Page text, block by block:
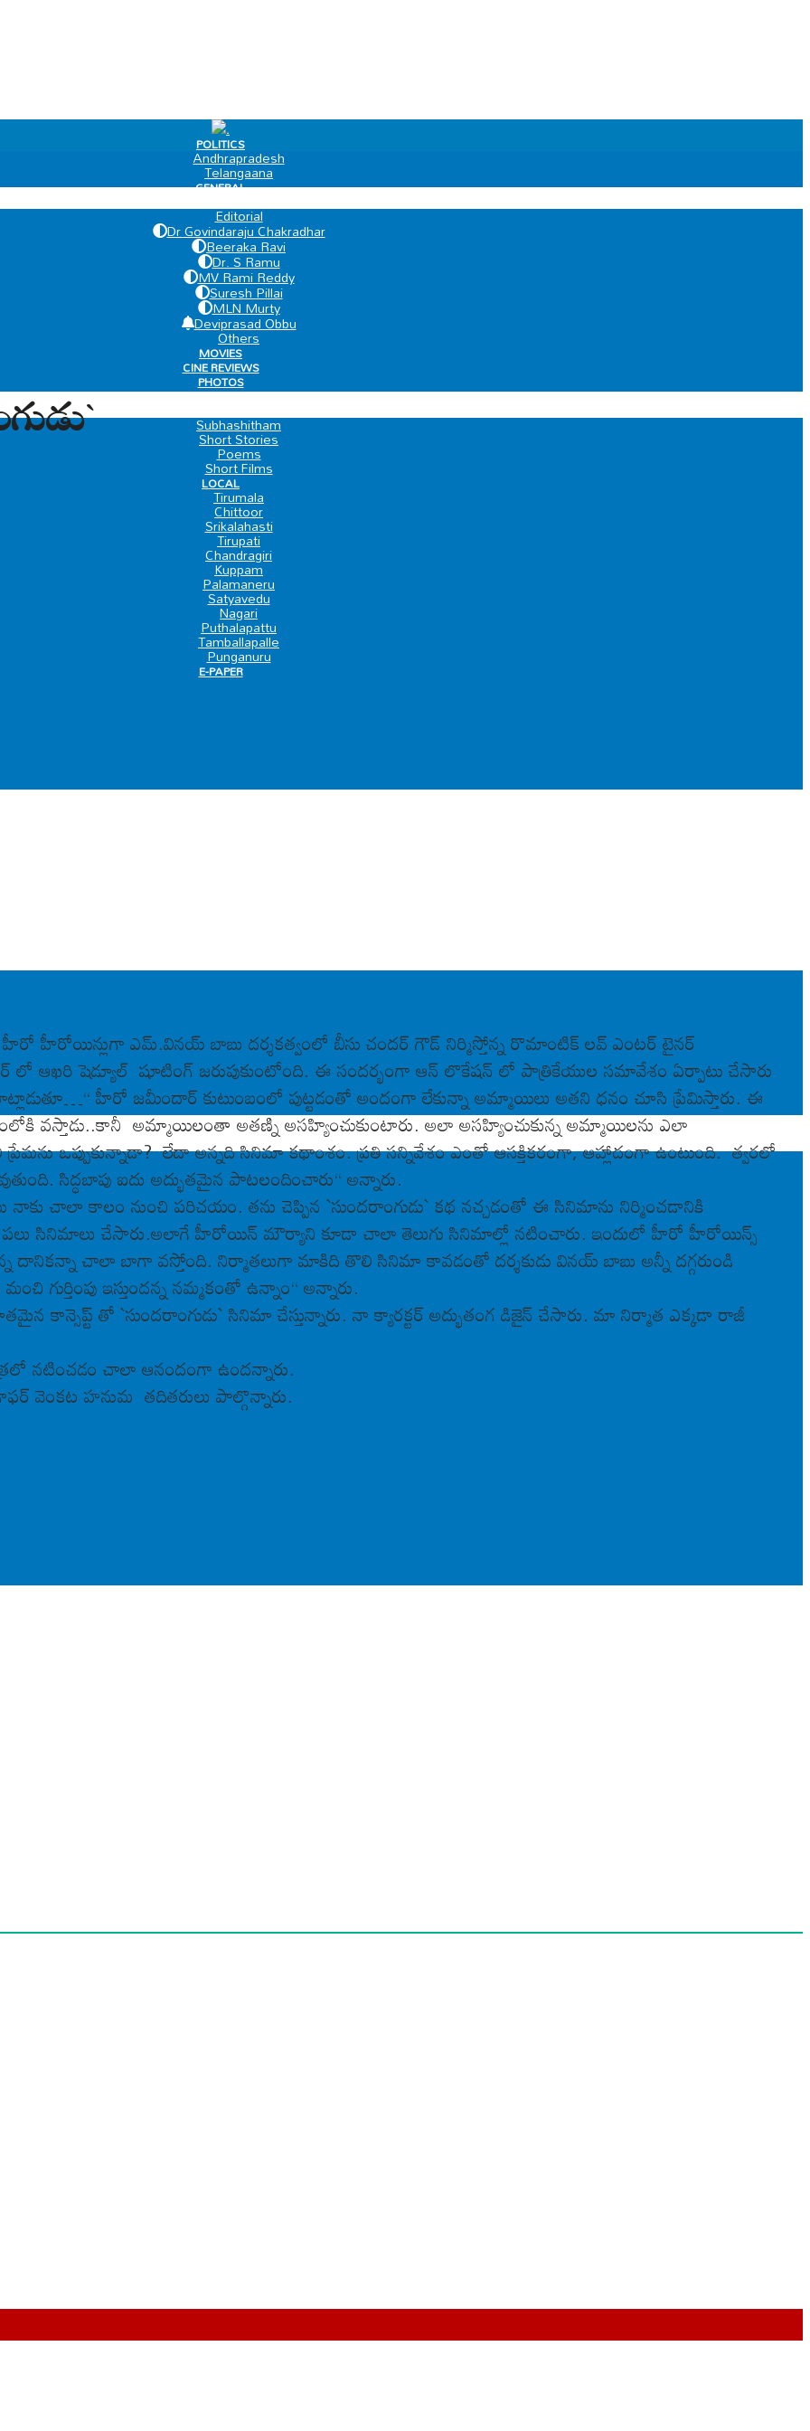
.
POLITICS
Andhrapradesh
Telangaana
GENERAL
Editorial
Dr Govindaraju Chakradhar
Beeraka Ravi
Dr. S Ramu
MV Rami Reddy
Suresh Pillai
MLN Murty
Deviprasad Obbu
Others
MOVIES
CINE REVIEWS
PHOTOS
VIDEOS
Subhashitham
Short Stories
Poems
Short Films
LOCAL
Tirumala
Chittoor
Srikalahasti
Tirupati
Chandragiri
Kuppam
Palamaneru
Satyavedu
Nagari
Puthalapattu
Tamballapalle
Punganuru
E-PAPER
హీరోయిన్లుగా ఎమ్‌.విన‌య్ బాబు ద‌ర్శ‌క‌త్వంలో బీసు చంద‌ర్ గౌడ్ నిర్మిస్తోన్న రొమాంటిక్ ల‌వ్ ఎంట‌ర్ టైన‌ర్
లో ఆఖరి షెడ్యూల్ షూటింగ్ జ‌రుపుకుంటోంది. ఈ సంద‌ర్భంగా ఆన్ లొకేష‌న్ లో పాత్రికేయుల స‌మావేశం ఏర్పాటు చేసారు
హీరో జ‌మీందార్ కుటుంబంలో పుట్ట‌డంతో అందంగా లేకున్నా అమ్మాయిలు అత‌ని ధ‌నం చూసి ప్రేమిస్తారు. ఈ
వ‌స్తాడు..కానీ అమ్మాయిలంతా అత‌ణ్ని అస‌హ్యించుకుంటారు. అలా అస‌హ్యించుకున్న అమ్మాయిల‌ను ఎలా
ఒప్పుకున్నాడా? లేదా అన్న‌ది సినిమా క‌థాంశం. ప్ర‌తి స‌న్నివేశం ఎంతో ఆస‌క్తిక‌రంగా, ఆహ్లాదంగా ఉంటుంది. త్వ‌ర‌లో
సిద్ధ‌బాపు ఐదు అద్భుత‌మైన పాట‌లందించారు“ అన్నారు.
నాకు చాలా కాలం నుంచి ప‌రిచ‌యం. త‌ను చెప్పిన `సుంద‌రాంగుడు` క‌థ న‌చ్చ‌డంతో ఈ సినిమాను నిర్మించ‌డానికి
ప‌లు సినిమాలు చేసారు.అలాగే హీరోయిన్ మౌర్యాని కూడా చాలా తెలుగు సినిమాల్లో న‌టించారు. ఇందులో హీరో హీరోయిన్స్
దానిక‌న్నా చాలా బాగా వ‌స్తోంది. నిర్మాత‌లుగా మాకిది తొలి సినిమా కావ‌డంతో ద‌ర్శ‌కుడు విన‌య్ బాబు అన్నీ ద‌గ్గ‌రుండి
గుర్తింపు ఇస్తుంద‌న్న న‌మ్మ‌కంతో ఉన్నాం“ అన్నారు.
కాన్సెప్ట్ తో `సుంద‌రాంగుడు` సినిమా చేస్తున్నారు. నా క్యారక్ట‌ర్ అద్భుతంగ డిజైన్ చేసారు. మా నిర్మాత ఎక్క‌డా రాజీ
న‌టించ‌డం చాలా ఆనందంగా ఉంద‌న్నారు.
వెంక‌ట హ‌నుమ త‌దితరులు పాల్గొన్నారు.